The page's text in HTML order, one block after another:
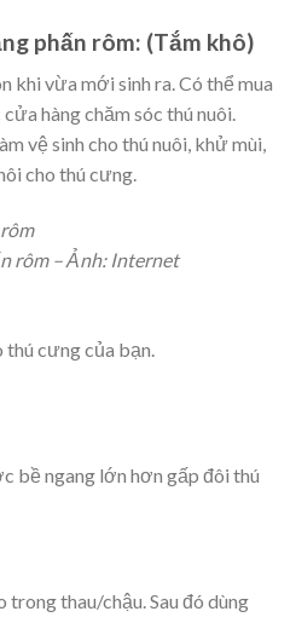
phấn rôm: (Tắm khô)
khi vừa mới sinh ra. Có thể mua
hàng chăm sóc thú nuôi.
vệ sinh cho thú nuôi, khử mùi,
cho thú cưng.
rôm – Ảnh: Internet
thú cưng của bạn.
bề ngang lớn hơn gấp đôi thú
thau/chậu. Sau đó dùng